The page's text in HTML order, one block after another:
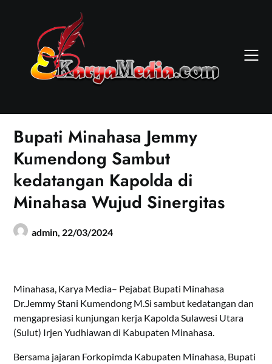
Bupati Minahasa Jemmy
Kumendong Sambut
kedatangan Kapolda di
Minahasa Wujud Sinergitas
admin, 22/03/2024
Minahasa, Karya Media– Pejabat Bupati Minahasa
Dr.Jemmy Stani Kumendong M.Si sambut kedatangan dan
mengapresiasi kunjungan kerja Kapolda Sulawesi Utara
(Sulut) Irjen Yudhiawan di Kabupaten Minahasa.
Bersama jajaran Forkopimda Kabupaten Minahasa, Bupati